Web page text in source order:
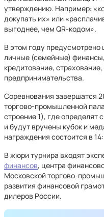
утверждению. Например:
докупать их» или
выгоднее, чем QR-кодом».
В этом году предусмотрено
личные (семейные)
кредитование,
предпринимательства.
Соревнования завершатся
торгово-промышленной
строение 1), где
и будут вручены кубок и
награждения состоится в
В жюри турнира входят
финансов, центра
Московской торгово-
развития финансовой
дилеров России.